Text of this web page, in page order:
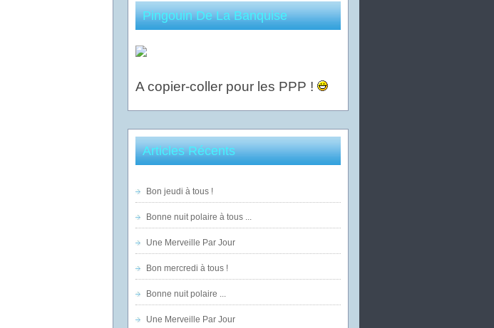
Pingouin De La Banquise
A copier-coller pour les PPP !
Articles Récents
Bon jeudi à tous !
Bonne nuit polaire à tous ...
Une Merveille Par Jour
Bon mercredi à tous !
Bonne nuit polaire ...
Une Merveille Par Jour